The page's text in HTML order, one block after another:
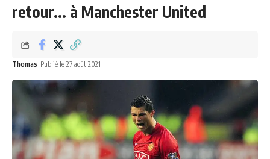
retour... à Manchester United
Thomas Publié le 27 août 2021